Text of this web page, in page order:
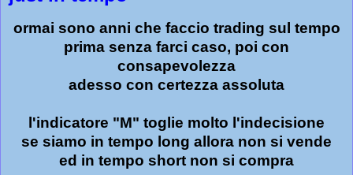
ormai sono anni che faccio trading sul tempo
prima senza farci caso, poi con
consapevolezza
adesso con certezza assoluta
l'indicatore "M" toglie molto l'indecisione
se siamo in tempo long allora non si vende
ed in tempo short non si compra